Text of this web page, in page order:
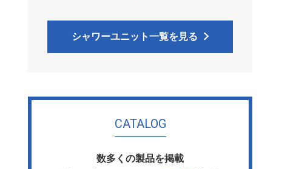
シャワーユニット一覧を見る
CATALOG
数多くの製品を掲載